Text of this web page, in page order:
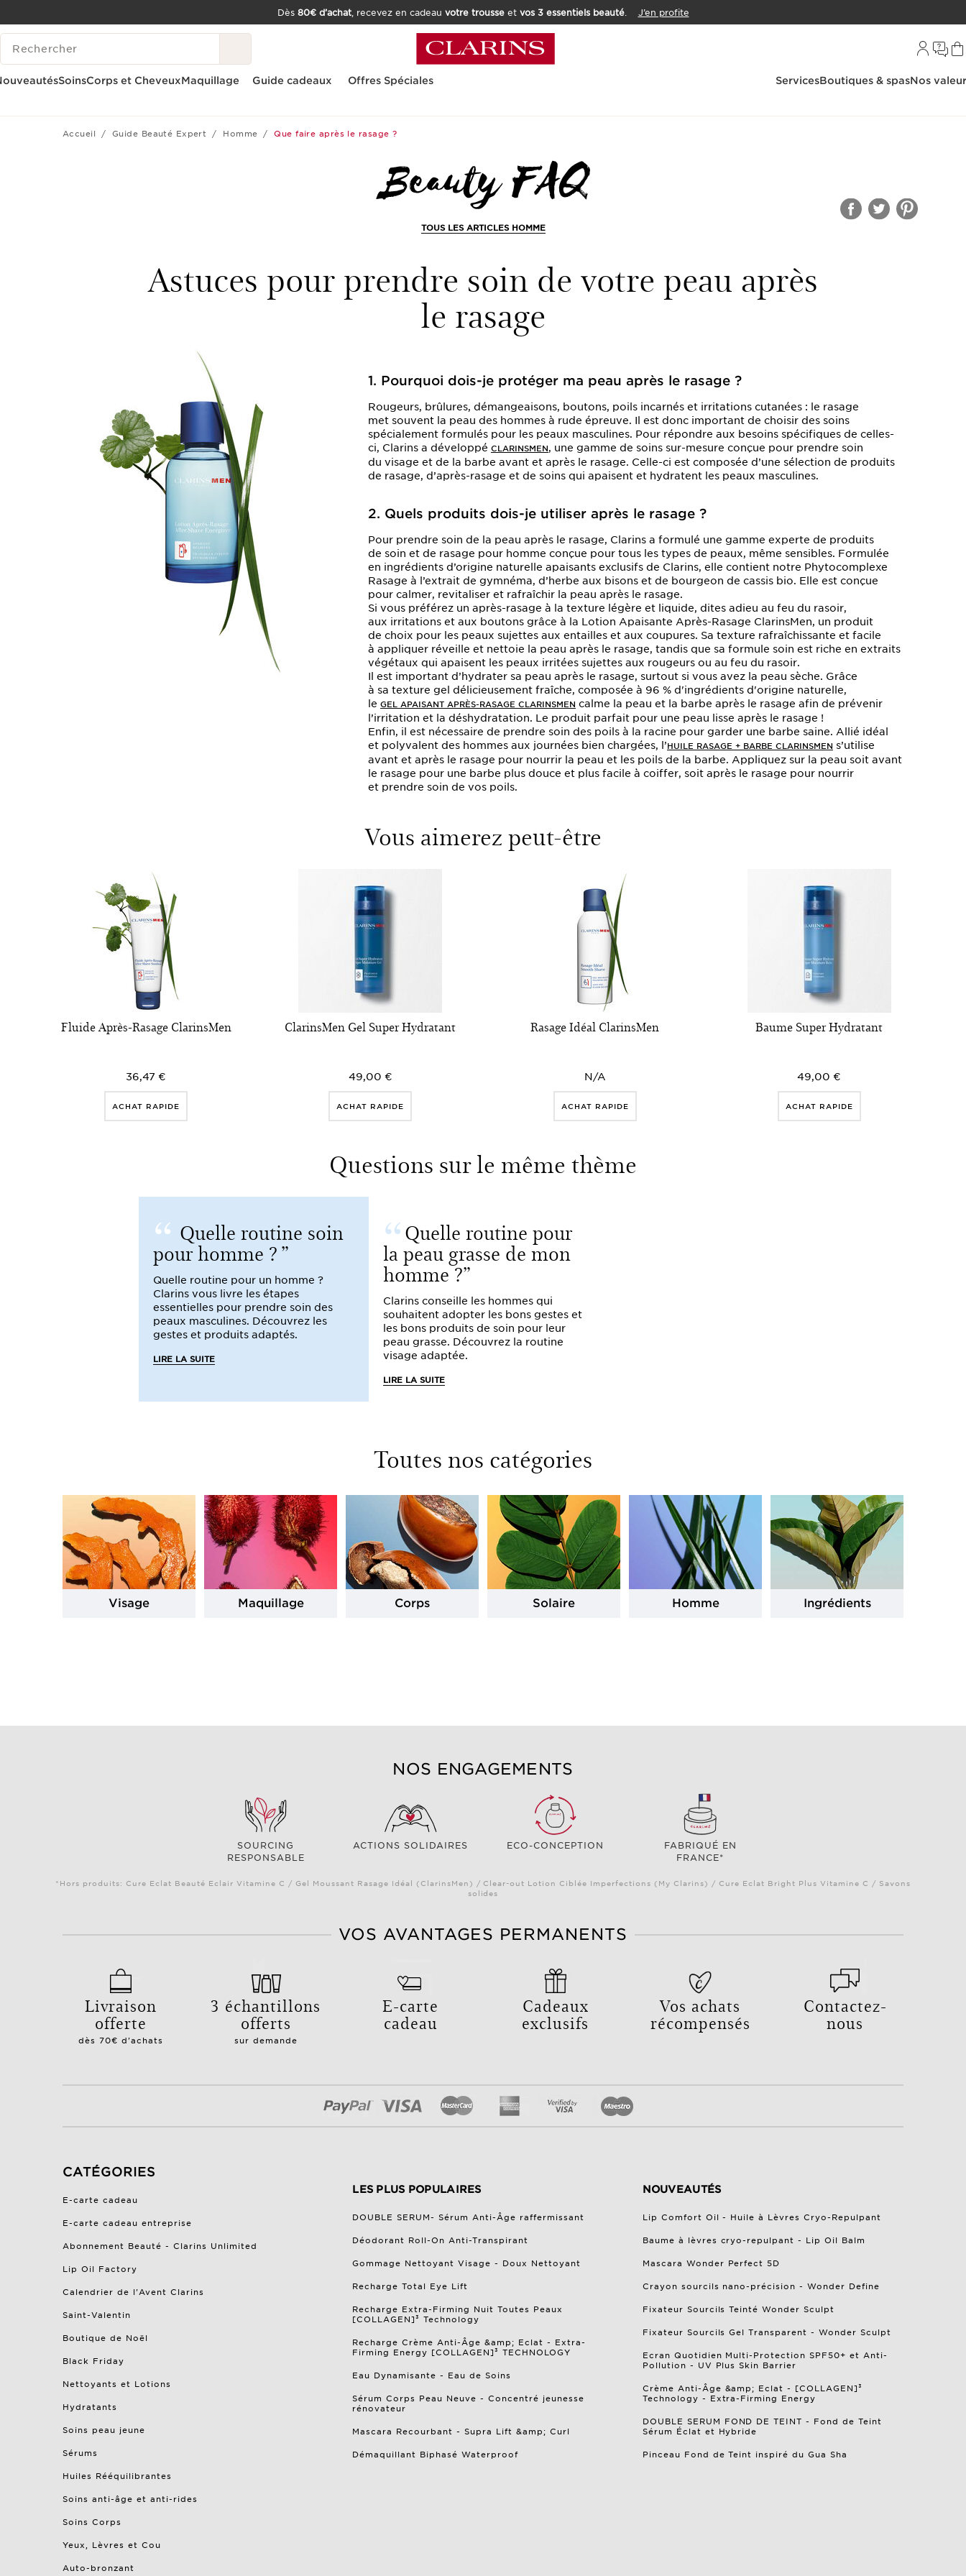
ALLER AU CONTENU
CONSULTER LE PIED DE PAGE
OUTIL D'ACCESSIBILITÉ
Dès 80€ d’achat, recevez en cadeau votre trousseet vos 3 essentiels beauté.
J’en profite
HISTORIQUE DES RECHERCHES
SoinsCorps et CheveuxMaquillage Guide cadeaux Offres Spéciales ServicesBoutiques & spasNos
Accueil Guide Beauté Expert Homme Que faire après le rasage ?
TOUS LES ARTICLES HOMME
Astuces pour prendre soin de votre peau après
le rasage
1. Pourquoi dois-je protéger ma peau après le rasage ?
Rougeurs, brûlures, démangeaisons, boutons, poils incarnés et irritations cutanées : le rasage
met souvent la peau des hommes à rude épreuve. Il est donc important de choisir des soins
spécialement formulés pour les peaux masculines. Pour répondre aux besoins spécifiques de celles-
ci, Clarins a développé CLARINSMEN, une gamme de soins sur-mesure conçue pour prendre soin
du visage et de la barbe avant et après le rasage. Celle-ci est composée d’une sélection de produits
de rasage, d’après-rasage et de soins qui apaisent et hydratent les peaux masculines.
2. Quels produits dois-je utiliser après le rasage ?
Pour prendre soin de la peau après le rasage, Clarins a formulé une gamme experte de produits
de soin et de rasage pour homme conçue pour tous les types de peaux, même sensibles. Formulée
en ingrédients d’origine naturelle apaisants exclusifs de Clarins, elle contient notre Phytocomplexe
Rasage à l’extrait de gymnéma, d’herbe aux bisons et de bourgeon de cassis bio. Elle est conçue
pour calmer, revitaliser et rafraîchir la peau après le rasage.
Si vous préférez un après-rasage à la texture légère et liquide, dites adieu au feu du rasoir,
aux irritations et aux boutons grâce à la Lotion Apaisante Après-Rasage ClarinsMen, un produit
de choix pour les peaux sujettes aux entailles et aux coupures. Sa texture rafraîchissante et facile
à appliquer réveille et nettoie la peau après le rasage, tandis que sa formule soin est riche en extraits
végétaux qui apaisent les peaux irritées sujettes aux rougeurs ou au feu du rasoir.
Il est important d’hydrater sa peau après le rasage, surtout si vous avez la peau sèche. Grâce
à sa texture gel délicieusement fraîche, composée à 96 % d'ingrédients d'origine naturelle,
le GEL APAISANT APRÈS-RASAGE CLARINSMEN calme la peau et la barbe après le rasage afin de prévenir
l’irritation et la déshydratation. Le produit parfait pour une peau lisse après le rasage !
Enfin, il est nécessaire de prendre soin des poils à la racine pour garder une barbe saine. Allié idéal
et polyvalent des hommes aux journées bien chargées, l’HUILE RASAGE + BARBE CLARINSMEN s’utilise
avant et après le rasage pour nourrir la peau et les poils de la barbe. Appliquez sur la peau soit avant
le rasage pour une barbe plus douce et plus facile à coiffer, soit après le rasage pour nourrir
et prendre soin de vos poils.
Vous aimerez peut-être
Fluide Après-Rasage ClarinsMen
36,47 €
ACHAT RAPIDE
ClarinsMen Gel Super Hydratant
49,00 €
ACHAT RAPIDE
Rasage Idéal ClarinsMen
N/A
ACHAT RAPIDE
Baume Super Hydratant
49,00 €
ACHAT RAPIDE
Questions sur le même thème
Quelle routine soin
pour homme ?
Quelle routine pour un homme ?
Clarins vous livre les étapes
essentielles pour prendre soin des
peaux masculines. Découvrez les
gestes et produits adaptés.
LIRE LA SUITE
Quelle routine pour
la peau grasse de mon
homme ?
Clarins conseille les hommes qui
souhaitent adopter les bons gestes et
les bons produits de soin pour leur
peau grasse. Découvrez la routine
visage adaptée.
LIRE LA SUITE
Toutes nos catégories
Visage Maquillage Corps Solaire Homme Ingrédients
NOS ENGAGEMENTS
SOURCING
RESPONSABLE
ACTIONS SOLIDAIRES ECO-CONCEPTION
FABRIQUÉ EN
FRANCE*
*Hors produits: Cure Eclat Beauté Eclair Vitamine C / Gel Moussant Rasage Idéal (ClarinsMen) / Clear-out Lotion Ciblée Imperfections (My Clarins) / Cure Eclat Bright Plus Vitamine C / Savons
solides
VOS AVANTAGES PERMANENTS
Livraison
offerte
dès 70€ d'achats
3 échantillons
offerts
sur demande
E-carte
cadeau
Cadeaux
exclusifs
Vos achats
récompensés
Contactez-
nous
CATÉGORIES
E-carte cadeau
E-carte cadeau entreprise
Abonnement Beauté - Clarins Unlimited
Lip Oil Factory
Calendrier de l'Avent Clarins
Saint-Valentin
Boutique de Noël
Black Friday
Nettoyants et Lotions
Hydratants
Soins peau jeune
Sérums
Huiles Rééquilibrantes
Soins anti-âge et anti-rides
Soins Corps
Yeux, Lèvres et Cou
Auto-bronzant
LES PLUS POPULAIRES
DOUBLE SERUM- Sérum Anti-Âge raffermissant
Déodorant Roll-On Anti-Transpirant
Gommage Nettoyant Visage​ - Doux Nettoyant
Recharge Total Eye Lift
Recharge Extra-Firming Nuit Toutes Peaux
[COLLAGEN]³ Technology
Recharge Crème Anti-Âge &amp; Eclat - Extra-
Firming Energy [COLLAGEN]³ TECHNOLOGY
Eau Dynamisante - Eau de Soins
Sérum Corps Peau Neuve - Concentré jeunesse
rénovateur
Mascara Recourbant - Supra Lift &amp; Curl
Démaquillant Biphasé Waterproof
NOUVEAUTÉS
Lip Comfort Oil - Huile à Lèvres Cryo-Repulpant
Baume à lèvres cryo-repulpant - Lip Oil Balm
Mascara Wonder Perfect 5D
Crayon sourcils nano-précision - Wonder Define
Fixateur Sourcils Teinté Wonder Sculpt
Fixateur Sourcils Gel Transparent - Wonder Sculpt
Ecran Quotidien Multi-Protection SPF50+ et Anti-
Pollution - UV Plus Skin Barrier
Crème Anti-Âge &amp; Eclat - [COLLAGEN]³
Technology - Extra-Firming Energy
DOUBLE SERUM FOND DE TEINT - Fond de Teint
Sérum Éclat et Hybride
Pinceau Fond de Teint inspiré du Gua Sha